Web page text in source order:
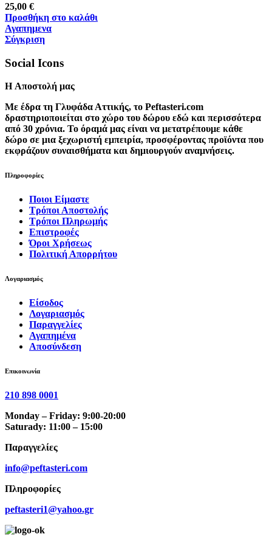
25,00 €
Προσθήκη στο καλάθι
Αγαπημενα
Σύγκριση
Social Icons
H Αποστολή μας
Με έδρα τη Γλυφάδα Αττικής, το Peftasteri.com
δραστηριοποιείται στο χώρο του δώρου εδώ και περισσότερα
από 30 χρόνια. Το όραμά μας είναι να μετατρέπουμε κάθε
δώρο σε μια ξεχωριστή εμπειρία, προσφέροντας προϊόντα που
εκφράζουν συναισθήματα και δημιουργούν αναμνήσεις.
Πληροφορίες
Ποιοι Είμαστε
Τρόποι Αποστολής
Τρόποι Πληρωμής
Επιστροφές
Όροι Χρήσεως
Πολιτική Απορρήτου
Λογαριασμός
Είσοδος
Λογαριασμός
Παραγγελίες
Αγαπημένα
Αποσύνδεση
Επικοινωνία
210 898 0001
Monday – Friday: 9:00-20:00
Saturady: 11:00 – 15:00
Παραγγελίες
info@peftasteri.com
Πληροφορίες
peftasteri1@yahoo.gr